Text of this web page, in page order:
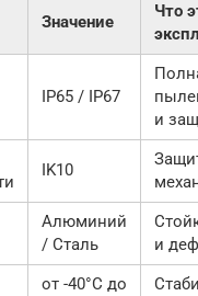
Значение
Что
IP65 / IP67
и
IK10
Алюминий
/ Сталь
и
от -40°C до